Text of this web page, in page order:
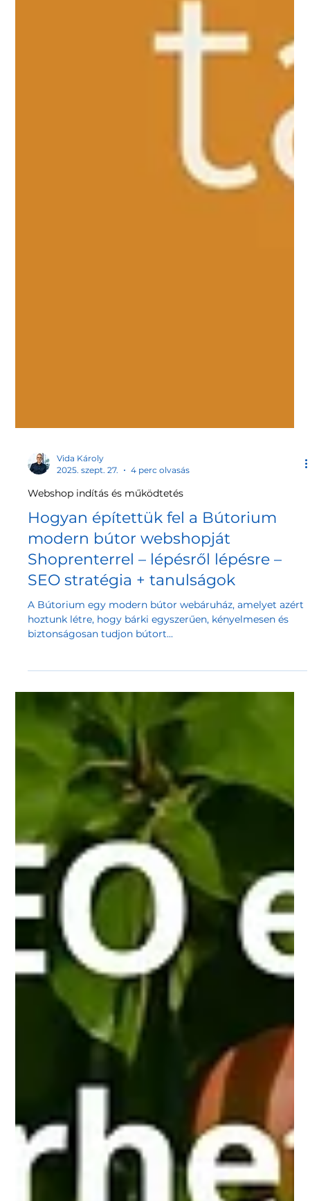
Vida Károly
2025. szept. 27.
4 perc olvasás
Webshop indítás és működtetés
Hogyan építettük fel a Bútorium
modern bútor webshopját
Shoprenterrel – lépésről lépésre –
A Bútorium egy modern bútor webáruház, amelyet azért
biztonságosan tudjon bútort...